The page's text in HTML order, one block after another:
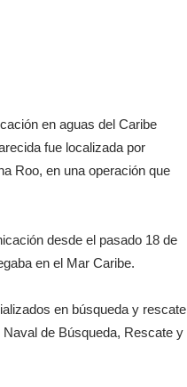
en aguas del Caribe
fue localizada por
Roo, en una operación que
desde el pasado 18 de
en el Mar Caribe.
en búsqueda y rescate
de Búsqueda, Rescate y